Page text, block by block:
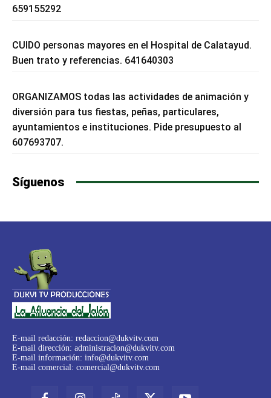
659155292
CUIDO personas mayores en el Hospital de Calatayud.
Buen trato y referencias. 641640303
ORGANIZAMOS todas las actividades de animación y
diversión para tus fiestas, peñas, particulares,
ayuntamientos e instituciones. Pide presupuesto al
607693707.
Síguenos
E-mail redacción: redaccion@dukvitv.com
E-mail dirección: administracion@dukvitv.com
E-mail información: info@dukvitv.com
E-mail comercial: comercial@dukvitv.com